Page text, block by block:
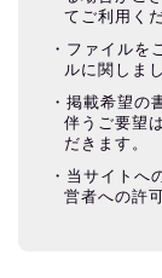
てご利用く
ファイルを
ルに関しま
掲載希望の
伴うご要望は
だきます。
当サイトへ
営者への許